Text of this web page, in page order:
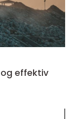
effektiv